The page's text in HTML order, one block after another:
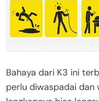
Bahaya dari K3 ini
perlu diwaspadai dan